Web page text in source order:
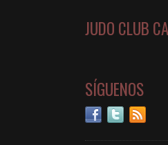
JUDO CLUB
SÍGUENOS